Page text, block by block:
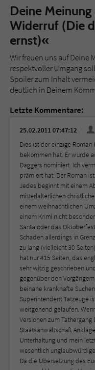
Deine
Widerruf (Die
ernst)«
Wir freuen uns auf Deine
respektvoller Umgang
Spoiler zum Inhalt
deutlich in Deinem
Letzte Kommentare:
25.02.2011 07:47:12
Dies ist der einzige
bekommen hat. Er wurde
Daggers nominiert. Ich
prämiert hat. Der Roman
Jedes beginnt mit einem
mitterlalterlichen
einem weihnachtlichen
einem Krimi nicht
Santa oder das
Schaden allerdings in
zu lang (vielleicht 30
hat nur 415 Seiten, das
sehr witzig geschrieben
gegenüber den
beinahe krankhafte
Superintendent Tatzeuge
weitgehend gelaufen.
Versionen zum
Staatsanwaltschaft
Unterhaltung und mein
wesentlich
Da die Übersetzung des